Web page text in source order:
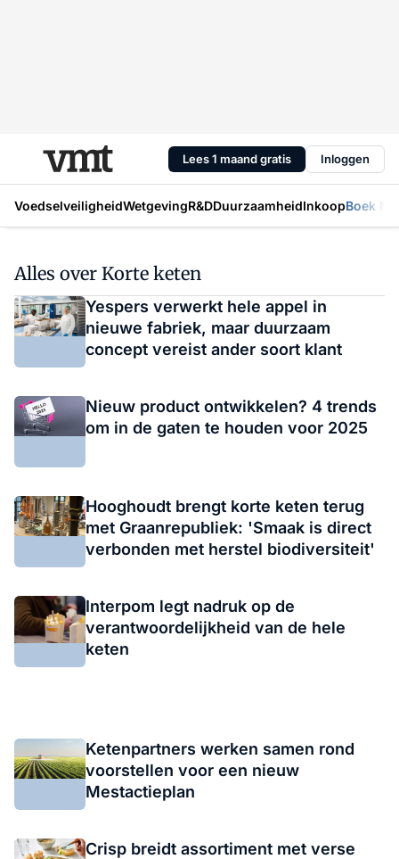
Lees 1 maand gratis Inloggen
VoedselveiligheidWetgevingR&DDuurzaamheidInkoopBoek
Alles over Korte keten
Yespers verwerkt hele appel in
nieuwe fabriek, maar duurzaam
concept vereist ander soort klant
Nieuw product ontwikkelen? 4 trends
om in de gaten te houden voor 2025
Hooghoudt brengt korte keten terug
met Graanrepubliek: 'Smaak is direct
verbonden met herstel biodiversiteit'
Interpom legt nadruk op de
verantwoordelijkheid van de hele
keten
Ketenpartners werken samen rond
voorstellen voor een nieuw
Mestactieplan
Crisp breidt assortiment met verse